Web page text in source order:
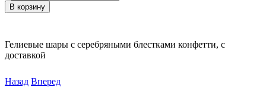
Гелиевые шары с серебряными блестками конфетти, с
доставкой
Назад Вперед